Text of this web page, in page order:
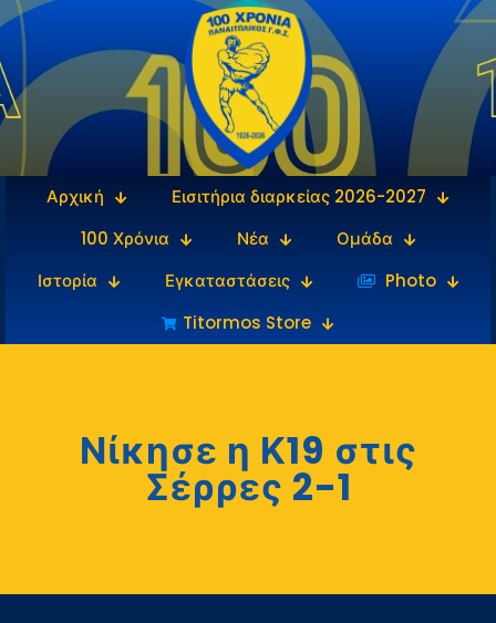
Αρχική
Εισιτήρια διαρκείας 2026-2027
100 Χρόνια
Νέα
Ομάδα
Ιστορία
Εγκαταστάσεις
‎‏‏‎ ‎Photo
Titormos Store
Νίκησε η Κ19 στις
Σέρρες 2-1